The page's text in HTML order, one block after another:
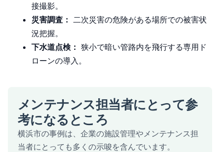
接撮影。
災害調査： 二次災害の危険がある場所での被害状
況把握。
下水道点検： 狭小で暗い管路内を飛行する専用ド
ローンの導入。
メンテナンス担当者にとって参
考になるところ
横浜市の事例は、企業の施設管理やメンテナンス担
当者にとっても多くの示唆を含んでいます。